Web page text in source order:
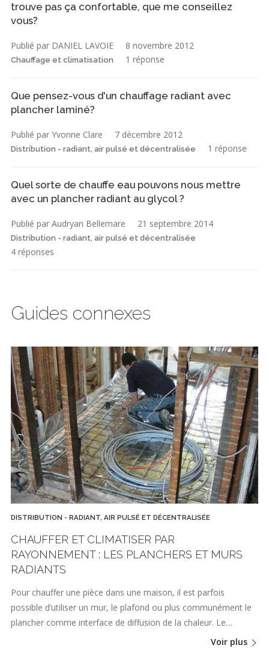
trouve pas ça confortable, que me conseillez
vous?
Publié par DANIEL LAVOIE 8 novembre 2012
Chauffage et climatisation 1 réponse
Que pensez-vous d'un chauffage radiant avec
plancher laminé?
Publié par Yvonne Clare 7 décembre 2012
Distribution - radiant, air pulsé et décentralisée 1 réponse
Quel sorte de chauffe eau pouvons nous mettre
avec un plancher radiant au glycol ?
Publié par Audryan Bellemare 21 septembre 2014
Distribution - radiant, air pulsé et décentralisée
4 réponses
Guides connexes
DISTRIBUTION - RADIANT, AIR PULSÉ ET DÉCENTRALISÉE
CHAUFFER ET CLIMATISER PAR
RAYONNEMENT : LES PLANCHERS ET MURS
RADIANTS
Pour chauffer une pièce dans une maison, il est parfois
possible d’utiliser un mur, le plafond ou plus communément le
plancher comme interface de diffusion de la chaleur. Le…
Voir plus